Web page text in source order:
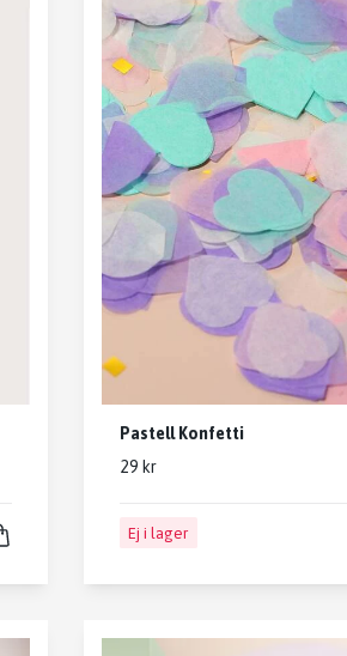
Pastell Konfetti
29 kr
Ej i lager